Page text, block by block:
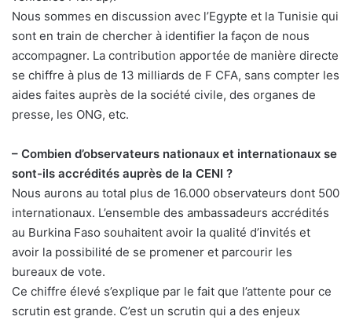
Nous sommes en discussion avec l’Egypte et la Tunisie qui
sont en train de chercher à identifier la façon de nous
accompagner. La contribution apportée de manière directe
se chiffre à plus de 13 milliards de F CFA, sans compter les
aides faites auprès de la société civile, des organes de
presse, les ONG, etc.
– Combien d’observateurs nationaux et internationaux se
sont-ils accrédités auprès de la CENI ?
Nous aurons au total plus de 16.000 observateurs dont 500
internationaux. L’ensemble des ambassadeurs accrédités
au Burkina Faso souhaitent avoir la qualité d’invités et
avoir la possibilité de se promener et parcourir les
bureaux de vote.
Ce chiffre élevé s’explique par le fait que l’attente pour ce
scrutin est grande. C’est un scrutin qui a des enjeux